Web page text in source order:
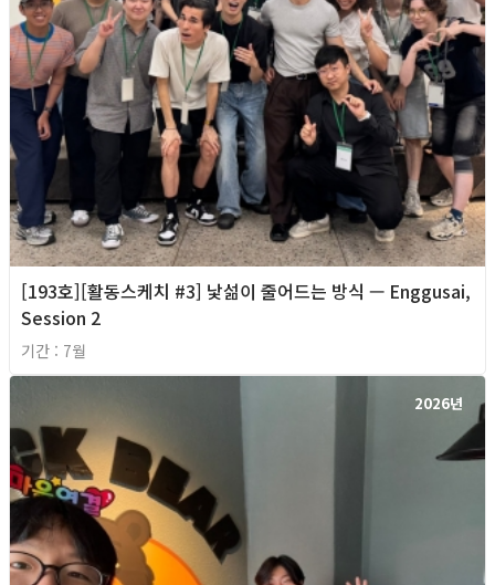
[193호][활동스케치 #3] 낯섦이 줄어드는 방식 — Enggusai,
Session 2
기간 : 7월
2026년